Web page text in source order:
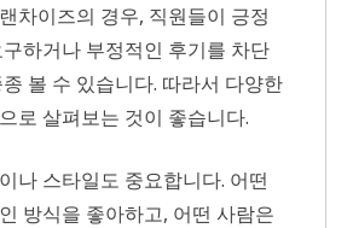
차이즈의 경우, 직원들이 긍정
하거나 부정적인 후기를 차단
볼 수 있습니다. 따라서 다양한
로 살펴보는 것이 좋습니다.
나 스타일도 중요합니다. 어떤
방식을 좋아하고, 어떤 사람은